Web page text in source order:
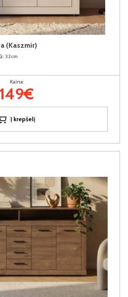
(Kaszmir)
32cm
Kaina:
149€
Į krepšelį